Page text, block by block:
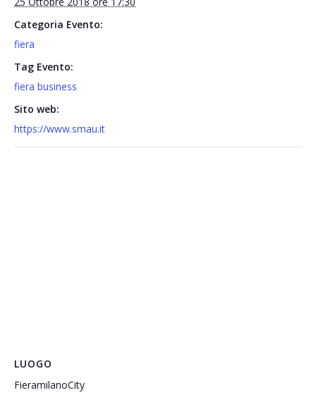
Categoria Evento:
fiera
Tag Evento:
fiera business
Sito web:
https://www.smau.it
LUOGO
FieramilanoCity